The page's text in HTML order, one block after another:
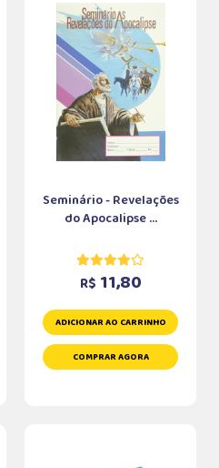
Seminário - Revelações
do Apocalipse ...
R$ 11,80
ADICIONAR AO CARRINHO
COMPRAR AGORA